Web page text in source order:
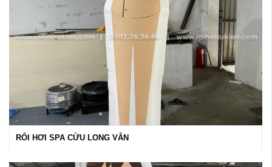
RỐI HƠI SPA CỬU LONG VÂN